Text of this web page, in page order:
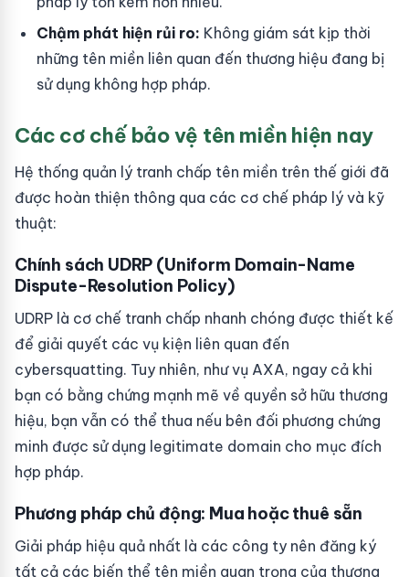
Chậm phát hiện rủi ro: Không giám sát kịp thời
những tên miền liên quan đến thương hiệu đang bị
sử dụng không hợp pháp.
Các cơ chế bảo vệ tên miền hiện nay
Hệ thống quản lý tranh chấp tên miền trên thế giới đã
được hoàn thiện thông qua các cơ chế pháp lý và kỹ
thuật:
Chính sách UDRP (Uniform Domain-Name
Dispute-Resolution Policy)
UDRP là cơ chế tranh chấp nhanh chóng được thiết kế
để giải quyết các vụ kiện liên quan đến
cybersquatting. Tuy nhiên, như vụ AXA, ngay cả khi
bạn có bằng chứng mạnh mẽ về quyền sở hữu thương
hiệu, bạn vẫn có thể thua nếu bên đối phương chứng
minh được sử dụng legitimate domain cho mục đích
hợp pháp.
Phương pháp chủ động: Mua hoặc thuê sẵn
Giải pháp hiệu quả nhất là các công ty nên đăng ký
tất cả các biến thể tên miền quan trọng của thương